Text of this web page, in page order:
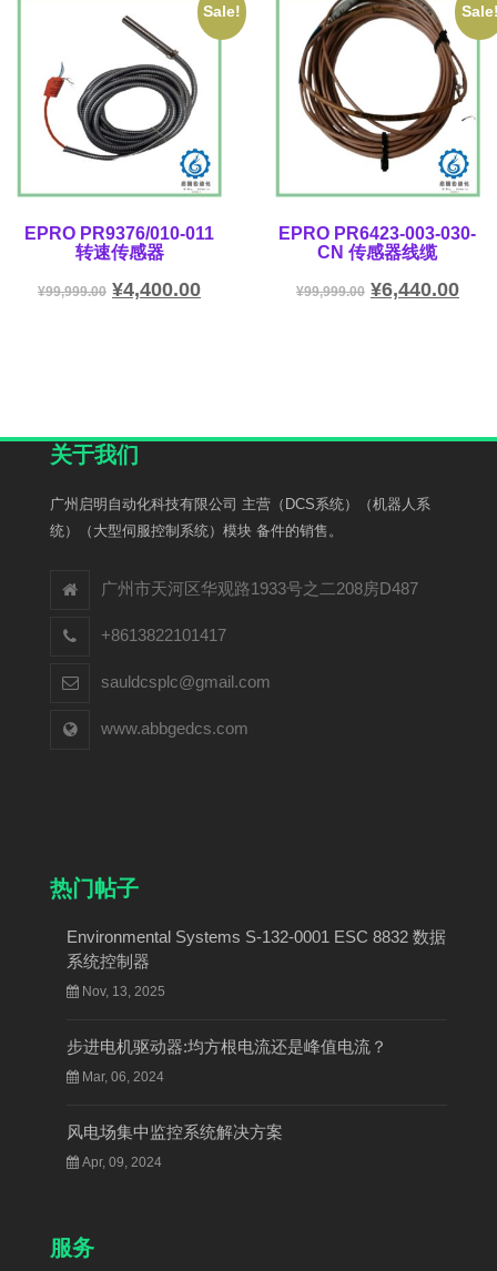
Sale!
EPRO PR9376/010-011
转速传感器
¥99,999.00 ¥4,400.00
EPRO PR6423-003-030-
CN 传感器线缆
¥99,999.00 ¥6,440.00
关于我们
广州启明自动化科技有限公司 主营（DCS系统）（机器人系
统）（大型伺服控制系统）模块 备件的销售。
广州市天河区华观路1933号之二208房D487
+8613822101417
sauldcsplc@gmail.com
www.abbgedcs.com
热门帖子
Environmental Systems S-132-0001 ESC 8832 数据
系统控制器
Nov, 13, 2025
步进电机驱动器:均方根电流还是峰值电流？
Mar, 06, 2024
风电场集中监控系统解决方案
Apr, 09, 2024
服务